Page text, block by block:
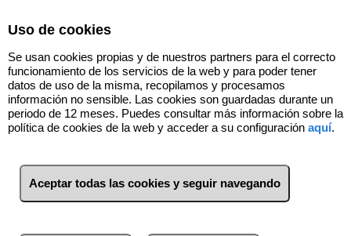
16 Inmuebles Lloret de Mar (Girona)
Uso de cookies
Se usan cookies propias y de nuestros partners para el correcto
funcionamiento de los servicios de la web y para poder tener
datos de uso de la misma, recopilamos y procesamos
información no sensible. Las cookies son guardadas durante un
periodo de 12 meses. Puedes consultar más información sobre la
política de cookies de la web y acceder a su configuración aquí.
Aceptar todas las cookies y seguir navegando